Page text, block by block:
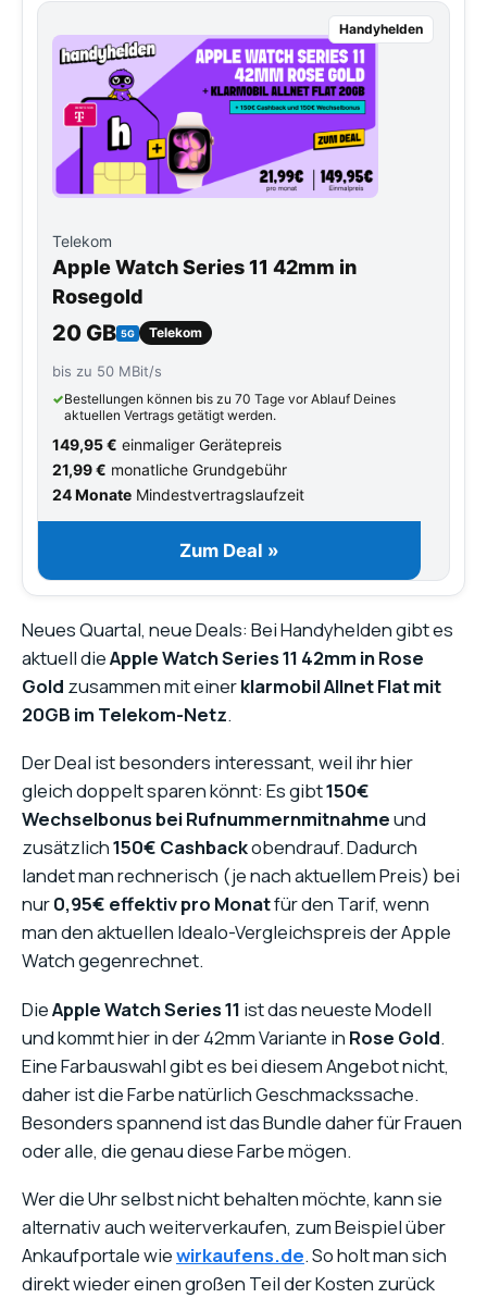
Handyhelden
Telekom
Apple Watch Series 11 42mm in
Rosegold
20 GB 5G Telekom
bis zu 50 MBit/s
✓Bestellungen können bis zu 70 Tage vor Ablauf Deines
aktuellen Vertrags getätigt werden.
149,95 € einmaliger Gerätepreis
21,99 € monatliche Grundgebühr
24 Monate Mindestvertragslaufzeit
Zum Deal »
Neues Quartal, neue Deals: Bei Handyhelden gibt es
aktuell dieApple Watch Series 11 42mm in Rose
Gold zusammen mit einerklarmobil Allnet Flat mit
20GB im Telekom-Netz.
Der Deal ist besonders interessant, weil ihr hier
gleich doppelt sparen könnt: Es gibt150€
Wechselbonus bei Rufnummernmitnahmeund
zusätzlich150€ Cashbackobendrauf. Dadurch
landet man rechnerisch (je nach aktuellem Preis) bei
nur0,95€ effektiv pro Monatfür den Tarif, wenn
man den aktuellen Idealo-Vergleichspreis der Apple
Watch gegenrechnet.
DieApple Watch Series 11 ist das neueste Modell
und kommt hier in der 42mm Variante in Rose Gold.
Eine Farbauswahl gibt es bei diesem Angebot nicht,
daher ist die Farbe natürlich Geschmackssache.
Besonders spannend ist das Bundle daher für Frauen
oder alle, die genau diese Farbe mögen.
Wer die Uhr selbst nicht behalten möchte, kann sie
alternativ auch weiterverkaufen, zum Beispiel über
Ankaufportale wiewirkaufens.de. So holt man sich
direkt wieder einen großen Teil der Kosten zurück